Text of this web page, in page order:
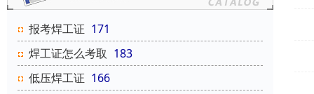
报考焊工证 171
焊工证怎么考取 183
低压焊工证 166